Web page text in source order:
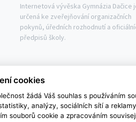
Internetová vývěska Gymnázia Dačice
určená ke zveřejňování organizačních
pokynů, úředních rozhodnutí a
předpisů školy.
© Copyright
Gymnázium Dačice
|
cookies
žádá Váš souhlas s používáním
analýzy, sociálních sítí a
souborů cookie a zpracováním